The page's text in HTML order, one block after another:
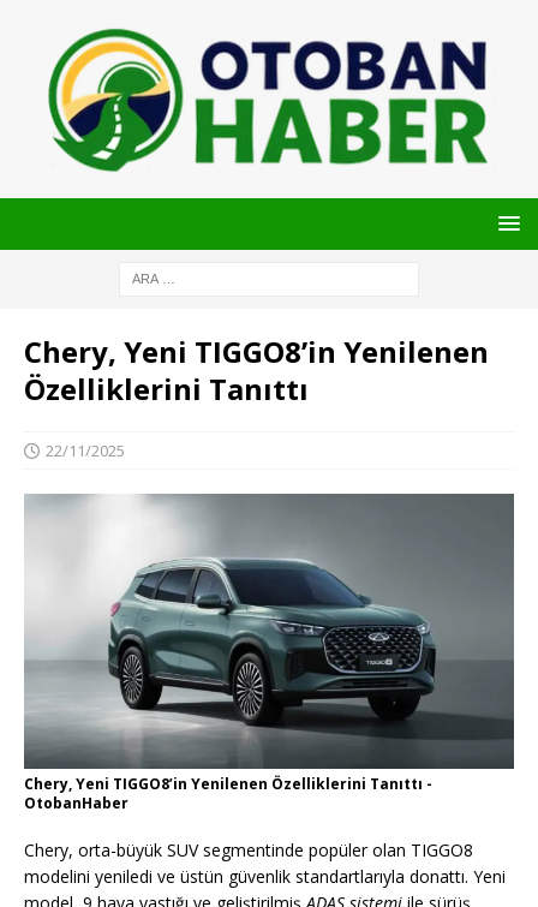
Chery, Yeni TIGGO8’in Yenilenen
Özelliklerini Tanıttı
22/11/2025
Chery, Yeni TIGGO8’in Yenilenen Özelliklerini Tanıttı -
OtobanHaber
Chery, orta-büyük SUV segmentinde popüler olan TIGGO8
modelini yeniledi ve üstün güvenlik standartlarıyla donattı. Yeni